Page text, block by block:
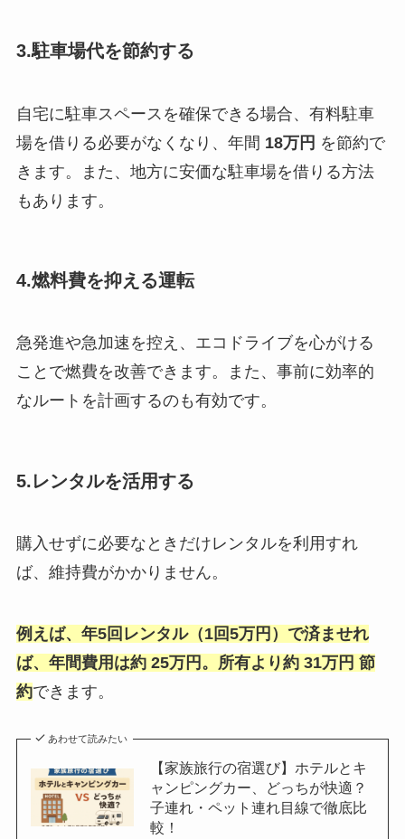
3.駐車場代を節約する
自宅に駐車スペースを確保できる場合、有料駐車
場を借りる必要がなくなり、年間 18万円 を節約で
きます。また、地方に安価な駐車場を借りる方法
もあります。
4.燃料費を抑える運転
急発進や急加速を控え、エコドライブを心がける
ことで燃費を改善できます。また、事前に効率的
なルートを計画するのも有効です。
5.レンタルを活用する
購入せずに必要なときだけレンタルを利用すれ
ば、維持費がかかりません。
例えば、年5回レンタル（1回5万円）で済ませれ
ば、年間費用は約 25万円 。所有より約 31万円 節
約できます。
あわせて読みたい
【家族旅行の宿選び】ホテルとキ
ャンピングカー、どっちが快適？
子連れ・ペット連れ目線で徹底比
較！